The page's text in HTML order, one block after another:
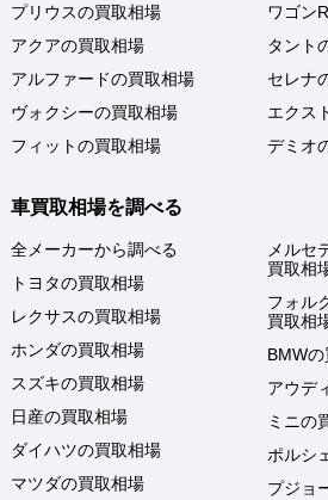
プリウスの買取相場
アクアの買取相場
アルファードの買取相場
ヴォクシーの買取相場
フィットの買取相場
ワゴン
タント
セレナ
エクス
デミオ
車買取相場を調べる
全メーカーから調べる
トヨタの買取相場
レクサスの買取相場
ホンダの買取相場
スズキの買取相場
日産の買取相場
ダイハツの買取相場
マツダの買取相場
メルセ
買取相
フォル
買取相
BMW
アウデ
ミニの
ポルシ
プジョ